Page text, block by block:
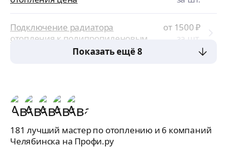
Подключение радиатора
отопления к полипропиленовым
от 1500₽
за шт.
Показать ещё 8
181 лучший мастер по отоплению и 6 компаний
Челябинска на Профи.ру